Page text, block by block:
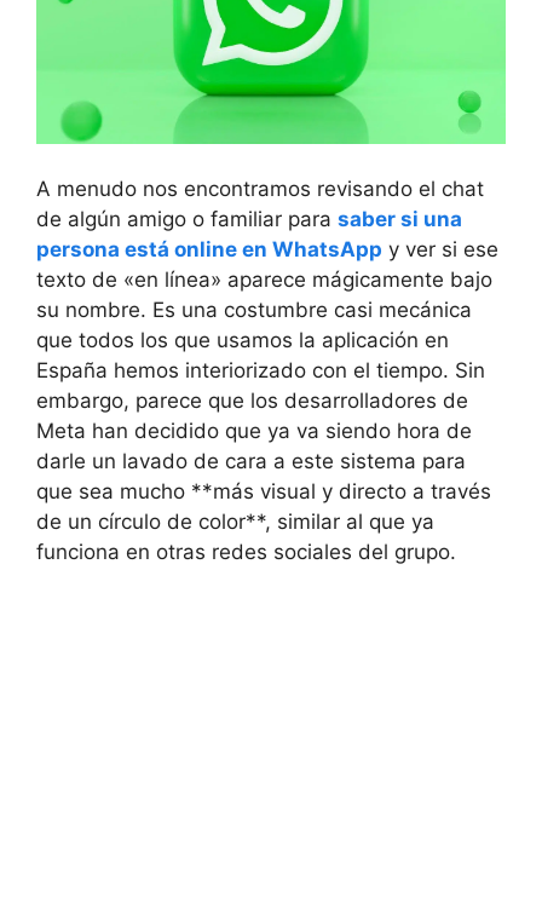
A menudo nos encontramos revisando el chat
de algún amigo o familiar para saber si una
persona está online en WhatsApp y ver si ese
texto de «en línea» aparece mágicamente bajo
su nombre. Es una costumbre casi mecánica
que todos los que usamos la aplicación en
España hemos interiorizado con el tiempo. Sin
embargo, parece que los desarrolladores de
Meta han decidido que ya va siendo hora de
darle un lavado de cara a este sistema para
que sea mucho **más visual y directo a través
de un círculo de color**, similar al que ya
funciona en otras redes sociales del grupo.